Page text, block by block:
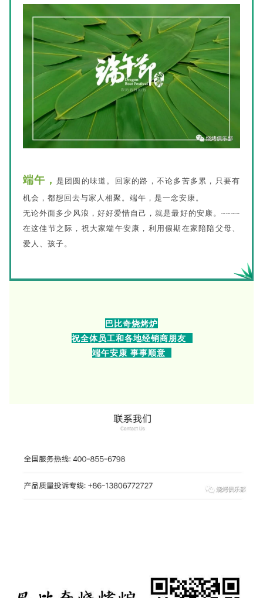
端午， 是团圆的味道。回家的路，不论多苦多累，只要有
机会，都想回去与家人相聚。端午，是一念安康。
无论外面多少风浪，好好爱惜自己，就是最好的安康。~~~~
在这佳节之际，祝大家端午安康，利用假期在家陪陪父母、
爱人、孩子。
巴比奇烧烤炉
祝全体员工和各地经销商朋友
端午安康 事事顺意